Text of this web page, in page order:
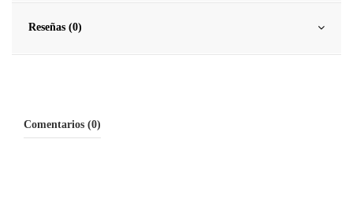
Reseñas (0)
Comentarios (0)